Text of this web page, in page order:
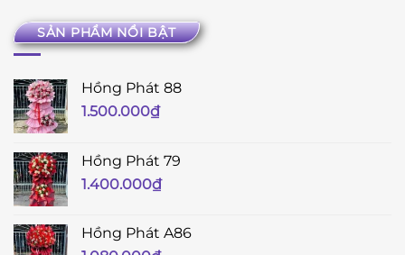
SẢN PHẨM NỔI BẬT
Hồng Phát 88
1.500.000₫
Hồng Phát 79
1.400.000₫
Hồng Phát A86